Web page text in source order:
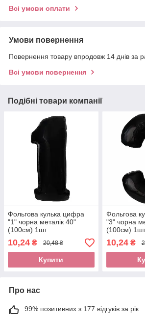
Всі умови оплати
Умови повернення
Повернення товару впродовж 14 днів за
Всі умови повернення
Подібні товари компанії
Фольгова кулька цифра
"1" чорна металік 40"
(100см) 1шт
10,24 ₴ 20,48 ₴
Купити
Фольгова
"3" чорна
(100см) 1шт
10,24₴
Про нас
99% позитивних з 177 відгуків за рік